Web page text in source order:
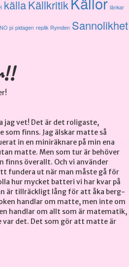
källaKällkritik länkar
NO pi pidagen replik Rymden Sannolikhet
jag vet! Det är det roligaste,
som finns. Jag älskar matte så
in en miniräknare på min ena
matte. Men som tur är behöver
finns överallt. Och vi använder
fundera ut när man måste gå för
hur mycket batteri vi har kvar på
är tillräckligt lång för att åka berg-
handlar om matte, men inte om
handlar om allt som är matematik,
var det. Det som gör att matte är